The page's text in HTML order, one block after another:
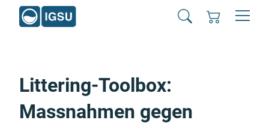
Littering-Toolbox:
Massnahmen gegen